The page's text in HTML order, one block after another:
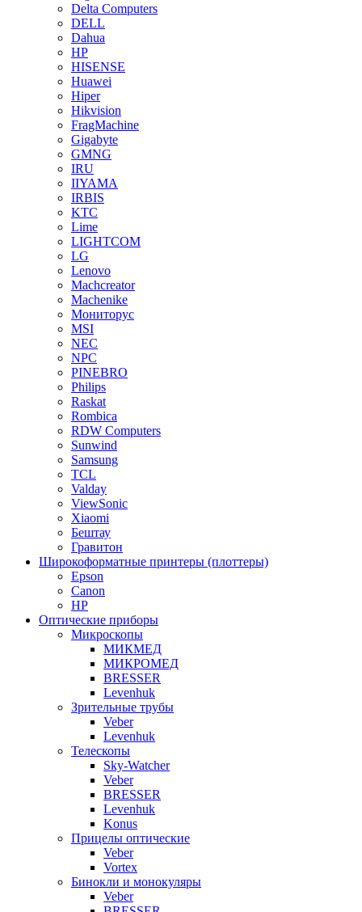
Delta Computers
DELL
Dahua
HP
HISENSE
Huawei
Hiper
Hikvision
FragMachine
Gigabyte
GMNG
IRU
IIYAMA
IRBIS
KTC
Lime
LIGHTCOM
LG
Lenovo
Machcreator
Machenike
Мониторус
MSI
NEC
NPC
PINEBRO
Philips
Raskat
Rombica
RDW Computers
Sunwind
Samsung
TCL
Valday
ViewSonic
Xiaomi
Бештау
Гравитон
Широкоформатные принтеры (плоттеры)
Epson
Canon
HP
Оптические приборы
Микроскопы
МИКМЕД
МИКРОМЕД
BRESSER
Levenhuk
Зрительные трубы
Veber
Levenhuk
Телескопы
Sky-Watcher
Veber
BRESSER
Levenhuk
Konus
Прицелы оптические
Veber
Vortex
Бинокли и монокуляры
Veber